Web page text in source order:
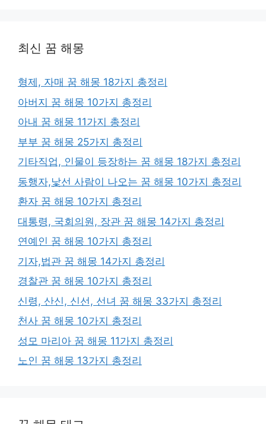
최신 꿈 해몽
형제, 자매 꿈 해몽 18가지 총정리
아버지 꿈 해몽 10가지 총정리
아내 꿈 해몽 11가지 총정리
부부 꿈 해몽 25가지 총정리
기타직업, 인물이 등장하는 꿈 해몽 18가지 총정리
동행자,낯선 사람이 나오는 꿈 해몽 10가지 총정리
환자 꿈 해몽 10가지 총정리
대통령, 국회의원, 장관 꿈 해몽 14가지 총정리
연예인 꿈 해몽 10가지 총정리
기자,법관 꿈 해몽 14가지 총정리
경찰관 꿈 해몽 10가지 총정리
신령, 산신, 신선, 선녀 꿈 해몽 33가지 총정리
천사 꿈 해몽 10가지 총정리
성모 마리아 꿈 해몽 11가지 총정리
노인 꿈 해몽 13가지 총정리